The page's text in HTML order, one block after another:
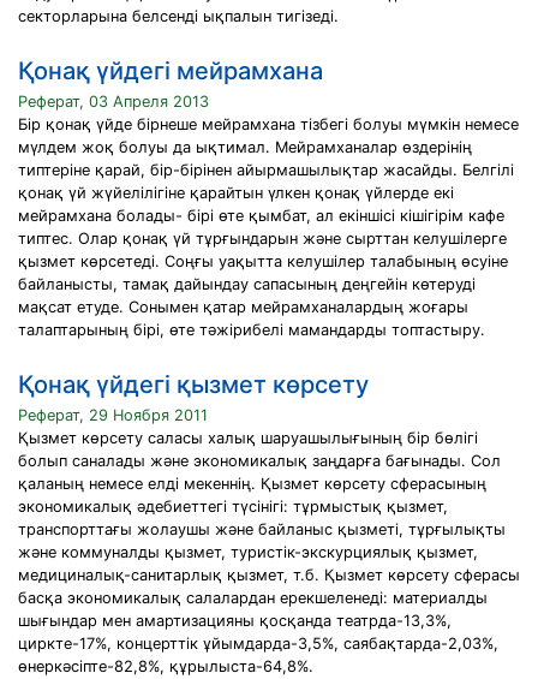
секторларына белсенді ықпалын тигізеді.
Қонақ үйдегі мейрамхана
Реферат, 03 Апреля 2013
Бір қонақ үйде бірнеше мейрамхана тізбегі болуы мүмкін немесе
мүлдем жоқ болуы да ықтимал. Мейрамханалар өздерінің
типтеріне қарай, бір-бірінен айырмашылықтар жасайды. Белгілі
қонақ үй жүйелілігіне қарайтын үлкен қонақ үйлерде екі
мейрамхана болады- бірі өте қымбат, ал екіншісі кішігірім кафе
типтес. Олар қонақ үй тұрғындарын және сырттан келушілерге
қызмет көрсетеді. Соңғы уақытта келушілер талабының өсуіне
байланысты, тамақ дайындау сапасының деңгейін көтеруді
мақсат етуде. Сонымен қатар мейрамханалардың жоғары
талаптарының бірі, өте тәжірибелі мамандарды топтастыру.
Қонақ үйдегі қызмет көрсету
Реферат, 29 Ноября 2011
Қызмет көрсету саласы халық шаруашылығының бір бөлігі
болып саналады және экономикалық заңдарға бағынады. Сол
қаланың немесе елді мекеннің. Қызмет көрсету сферасының
экономикалық әдебиеттегі түсінігі: тұрмыстық қызмет,
транспорттағы жолаушы және байланыс қызметі, тұрғылықты
және коммуналды қызмет, туристік-экскурциялық қызмет,
медициналық-санитарлық қызмет, т.б. Қызмет көрсету сферасы
басқа экономикалық салалардан ерекшеленеді: материалды
шығындар мен амартизацияны қосқанда театрда-13,3%,
циркте-17%, концерттік ұйымдарда-3,5%, саябақтарда-2,03%,
өнеркәсіпте-82,8%, құрылыста-64,8%.